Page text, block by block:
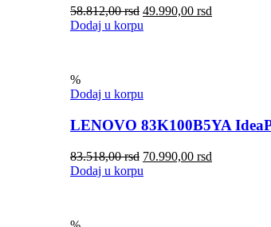
58.812,00rsd 49.990,00 rsd
Dodaj u korpu
%
Dodaj u korpu
LENOVO 83K100B5YA
83.518,00rsd 70.990,00 rsd
Dodaj u korpu